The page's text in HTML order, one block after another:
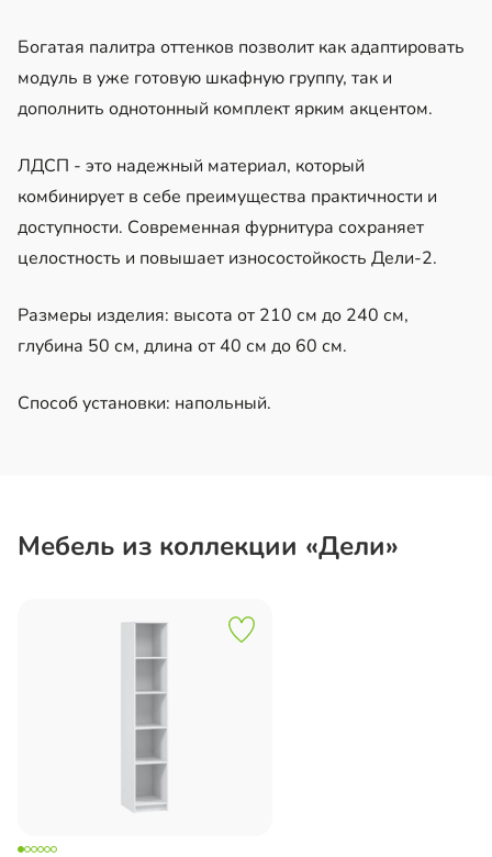
Богатая палитра оттенков позволит как адаптировать
модуль в уже готовую шкафную группу, так и
дополнить однотонный комплект ярким акцентом.
ЛДСП - это надежный материал, который
комбинирует в себе преимущества практичности и
доступности. Современная фурнитура сохраняет
целостность и повышает износостойкость Дели-2.
Размеры изделия: высота от 210 см до 240 см,
глубина 50 см, длина от 40 см до 60 см.
Способ установки: напольный.
Мебель из коллекции «Дели»